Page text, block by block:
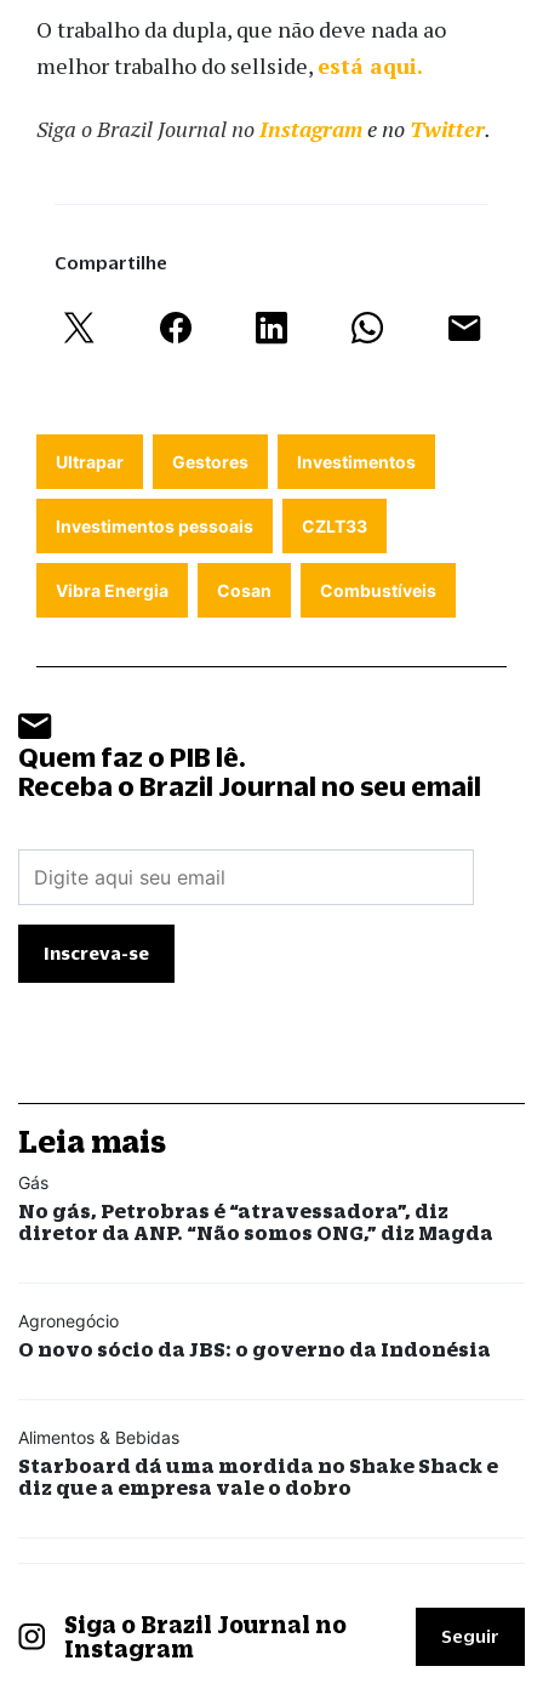
O trabalho da dupla, que não deve nada ao
melhor trabalho do sellside, está aqui.
Siga o Brazil Journal noInstagrame no Twitter.
Compartilhe
Ultrapar Gestores Investimentos
Investimentos pessoais CZLT33
Vibra Energia Cosan Combustíveis
Quem faz o PIB lê.
Receba o Brazil Journal no seu email
Leia mais
Gás
No gás, Petrobras é “atravessadora”, diz
diretor da ANP. “Não somos ONG,” diz Magda
Agronegócio
O novo sócio da JBS: o governo da Indonésia
Alimentos & Bebidas
Starboard dá uma mordida no Shake Shack e
diz que a empresa vale o dobro
Siga o Brazil Journal no
Instagram
Seguir